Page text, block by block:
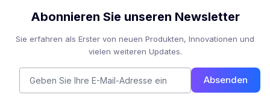
Abonnieren Sie unseren Newsletter
Sie erfahren als Erster von neuen Produkten, Innovationen und
vielen weiteren Updates.
Absenden